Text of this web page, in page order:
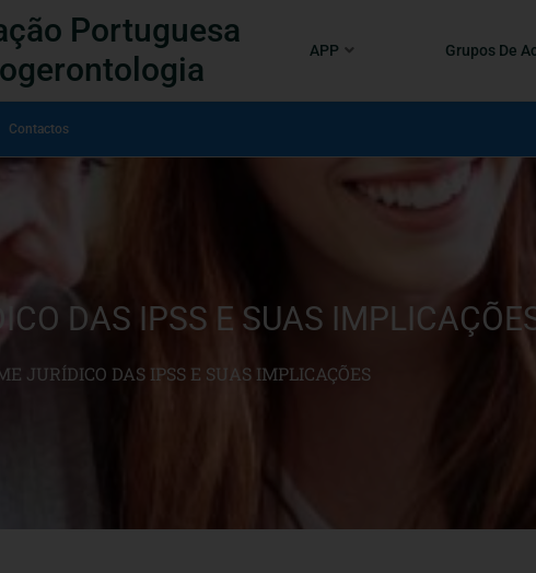
Portuguesa
APP Grupos De
Contactos
DAS IPSS E SUAS
JURÍDICO DAS IPSS E SUAS IMPLICAÇÕES